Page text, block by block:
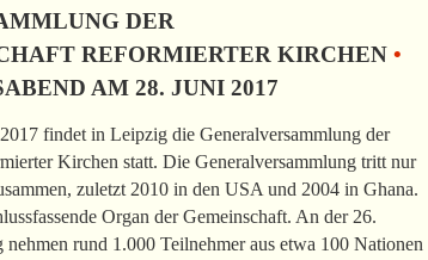
DER
REFORMIERTER KIRCHEN •
AM 28. JUNI 2017
findet in Leipzig die Generalversammlung der
Kirchen statt. Die Generalversammlung tritt nur
zuletzt 2010 in den USA und 2004 in Ghana.
Organ der Gemeinschaft. An der 26.
rund 1.000 Teilnehmer aus etwa 100 Nationen